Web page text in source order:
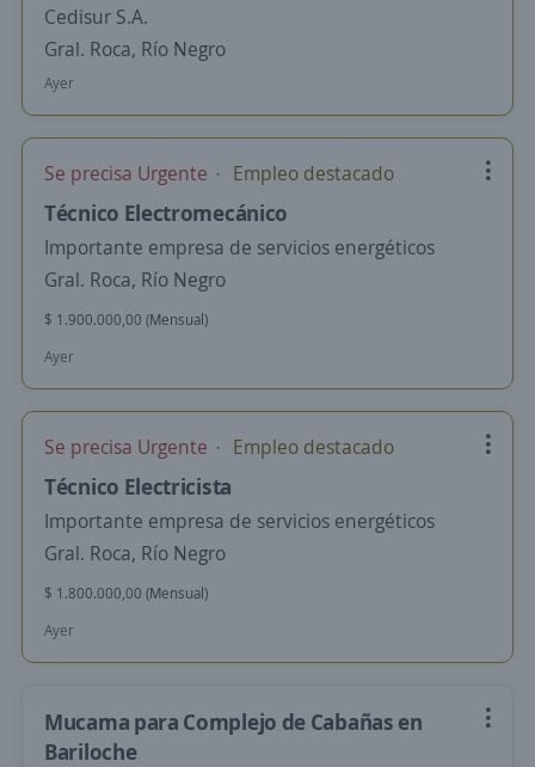
Cedisur S.A.
Gral. Roca, Río Negro
Ayer
Se precisa Urgente Empleo destacado
Técnico Electromecánico
Importante empresa de servicios energéticos
Gral. Roca, Río Negro
$ 1.900.000,00 (Mensual)
Ayer
Se precisa Urgente Empleo destacado
Técnico Electricista
Importante empresa de servicios energéticos
Gral. Roca, Río Negro
$ 1.800.000,00 (Mensual)
Ayer
Mucama para Complejo de Cabañas en
Bariloche